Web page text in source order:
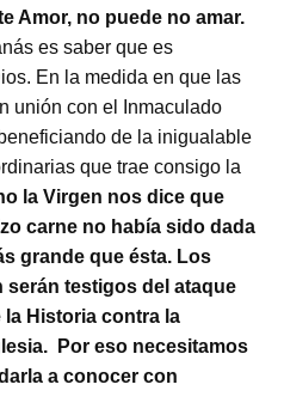
Amor, no puede no amar.
es saber que es
En la medida en que las
unión con el Inmaculado
de la inigualable
que trae consigo la
la Virgen nos dice que
carne no había sido dada
grande que ésta. Los
serán testigos del ataque
Historia contra la
Por eso necesitamos
a conocer con